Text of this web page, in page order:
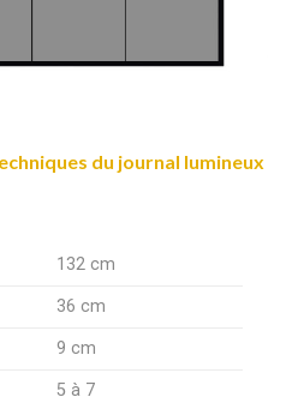
du journal lumineux
132 cm
36 cm
9 cm
5 à 7